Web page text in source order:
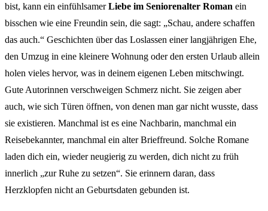
bist, kann ein einfühlsamerLiebe im Seniorenalter Roman ein
bisschen wie eine Freundin sein, die sagt: „Schau, andere schaffen
das auch.“ Geschichten über das Loslassen einer langjährigen Ehe,
den Umzug in eine kleinere Wohnung oder den ersten Urlaub allein
holen vieles hervor, was in deinem eigenen Leben mitschwingt.
Gute Autorinnen verschweigen Schmerz nicht. Sie zeigen aber
auch, wie sich Türen öffnen, von denen man gar nicht wusste, dass
sie existieren. Manchmal ist es eine Nachbarin, manchmal ein
Reisebekannter, manchmal ein alter Brieffreund. Solche Romane
laden dich ein, wieder neugierig zu werden, dich nicht zu früh
innerlich „zur Ruhe zu setzen“. Sie erinnern daran, dass
Herzklopfen nicht an Geburtsdaten gebunden ist.